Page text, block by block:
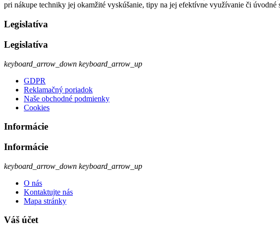
pri nákupe techniky jej okamžité vyskúšanie, tipy na jej efektívne využívanie či úvodné
Legislatíva
Legislatíva
keyboard_arrow_down keyboard_arrow_up
GDPR
Reklamačný poriadok
Naše obchodné podmienky
Cookies
Informácie
Informácie
keyboard_arrow_down keyboard_arrow_up
O nás
Kontaktujte nás
Mapa stránky
Váš účet